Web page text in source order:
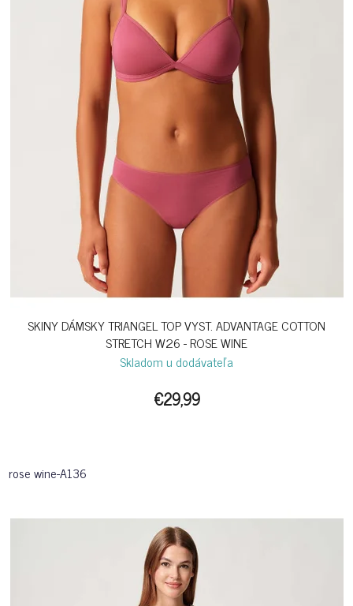
SKINY DÁMSKY TRIANGEL TOP VYST. ADVANTAGE COTTON
STRETCH W26 - ROSE WINE
Skladom u dodávateľa
€29,99
rose wine-A136